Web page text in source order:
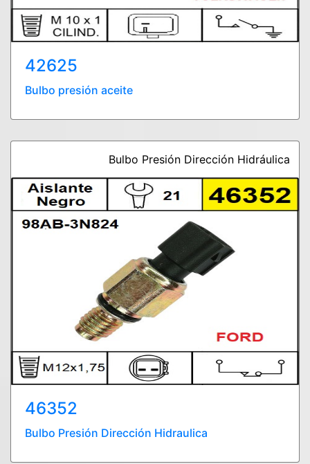
42625
Bulbo presión aceite
Bulbo Presión Dirección Hidráulica
46352
Bulbo Presión Dirección Hidraulica